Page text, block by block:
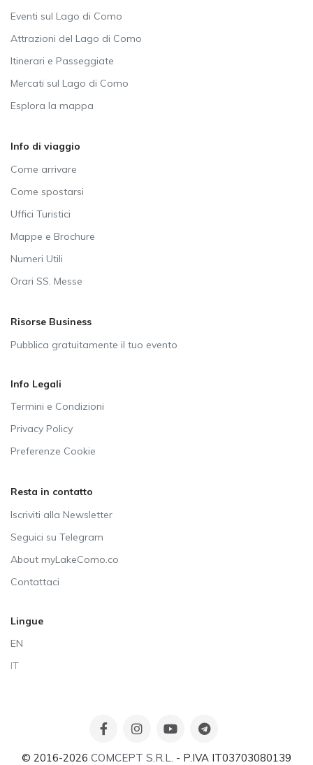
Eventi sul Lago di Como
Attrazioni del Lago di Como
Itinerari e Passeggiate
Mercati sul Lago di Como
Esplora la mappa
Info di viaggio
Come arrivare
Come spostarsi
Uffici Turistici
Mappe e Brochure
Numeri Utili
Orari SS. Messe
Risorse Business
Pubblica gratuitamente il tuo evento
Info Legali
Termini e Condizioni
Privacy Policy
Preferenze Cookie
Resta in contatto
Iscriviti alla Newsletter
Seguici su Telegram
About myLakeComo.co
Contattaci
Lingue
EN
IT
© 2016-2026 COMCEPT S.R.L. - P.IVA IT03703080139